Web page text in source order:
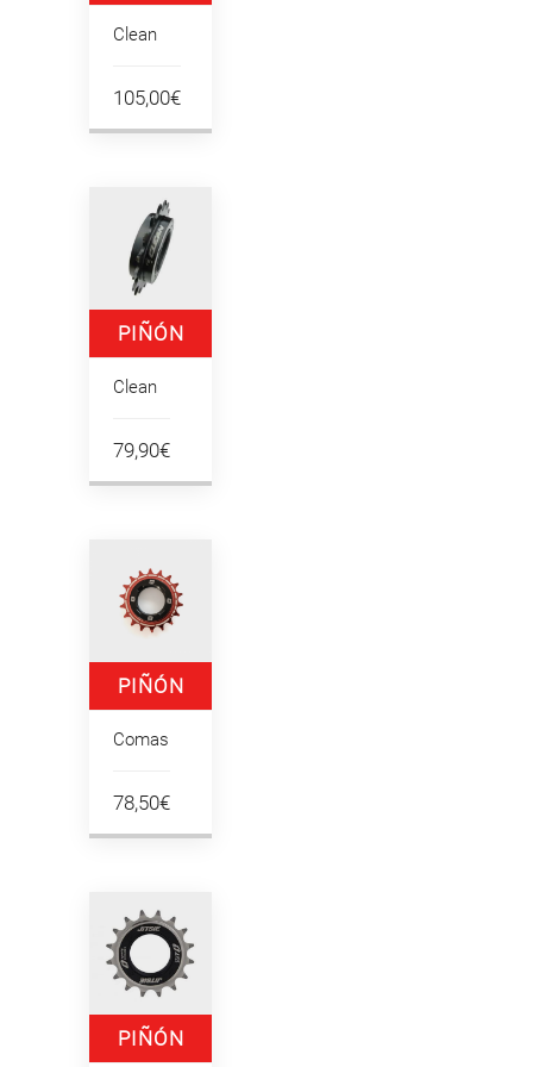
LIBRE 135.9
Clean
105,00€
PIÑÓN
LIBRE 108
Clean
79,90€
PIÑÓN
LIBRE 108.9
Comas
78,50€
PIÑÓN